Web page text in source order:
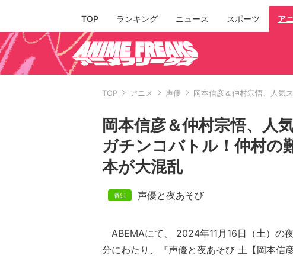
TOP ランキング ニュース スポーツ ア
TOP アニメ 声優 岡本信彦＆仲村宗悟、人気
岡本信彦＆仲村宗悟、人
ガチンコバトル！仲村の
本が大混乱
声優と夜あそび
ABEMAにて、 2024年11月16日（土）の
分にわたり、『声優と夜あそび 土【岡本信